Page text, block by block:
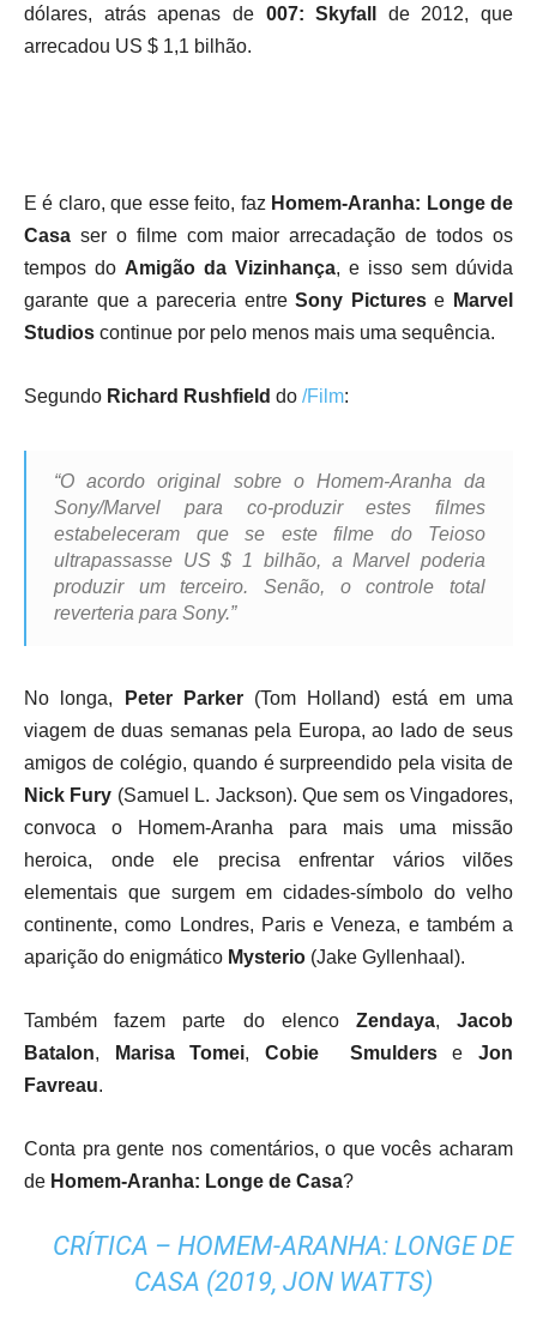
dólares, atrás apenas de 007: Skyfall
de 2012, que
arrecadou US $ 1,1 bilhão.
E é claro, que esse feito, faz Homem-Aranha: Longe de
Casa ser o filme com maior arrecadação de todos os
tempos do Amigão da Vizinhança, e isso sem dúvida
garante que a pareceria entreSony Picturese Marvel
Studios continue por pelo menos mais uma sequência.
Segundo Richard Rushfield do /Film:
“O acordo original sobre o Homem-Aranha da
Sony/Marvel para co-produzir estes filmes
estabeleceram que se este filme do Teioso
ultrapassasse US $ 1 bilhão, a Marvel poderia
produzir um terceiro. Senão, o controle total
reverteria para Sony.”
No longa, Peter Parker(Tom Holland) está em uma
viagem de duas semanas pela Europa, ao lado de seus
amigos de colégio, quando é surpreendido pela visita de
Nick Fury (Samuel L. Jackson). Que sem os Vingadores,
convoca o Homem-Aranha para mais uma missão
heroica, onde ele precisa enfrentar vários vilões
elementais que surgem em cidades-símbolo do velho
continente, como Londres, Paris e Veneza, e também a
aparição do enigmático Mysterio (Jake Gyllenhaal).
Também fazem parte do elenco Zendaya,Jacob
Batalon, Marisa Tomei,Cobie SmulderseJon
Favreau.
Conta pra gente nos comentários, o que vocês acharam
de Homem-Aranha: Longe de Casa?
CRÍTICA – HOMEM-ARANHA: LONGE DE
CASA (2019, JON WATTS)